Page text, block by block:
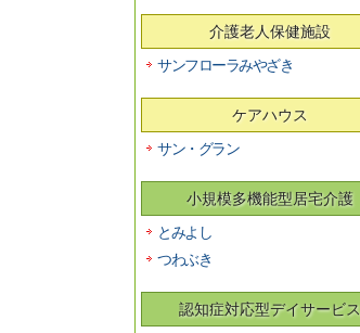
介護老人保健施設
サンフローラみやざき
ケアハウス
サン・グラン
小規模多機能型居宅介護
とみよし
つわぶき
認知症対応型デイサービス